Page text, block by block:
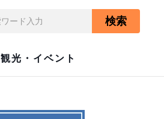
観光・イベント
検索